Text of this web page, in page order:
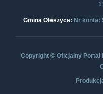
Gmina Oleszyce: Nr konta:
Copyright © Oficjalny Portal